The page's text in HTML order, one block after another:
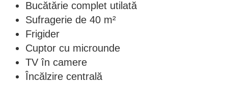
Bucătărie complet utilată
Sufragerie de 40 m²
Frigider
Cuptor cu microunde
TV în camere
Încălzire centrală